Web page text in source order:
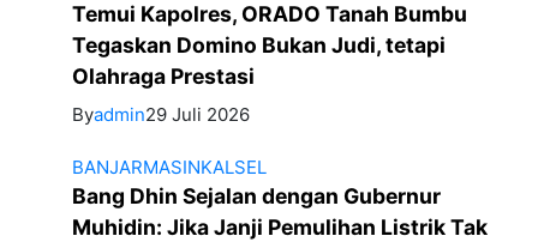
Temui Kapolres, ORADO Tanah Bumbu
Tegaskan Domino Bukan Judi, tetapi
Olahraga Prestasi
Byadmin29 Juli 2026
BANJARMASINKALSEL
Bang Dhin Sejalan dengan Gubernur
Muhidin: Jika Janji Pemulihan Listrik Tak